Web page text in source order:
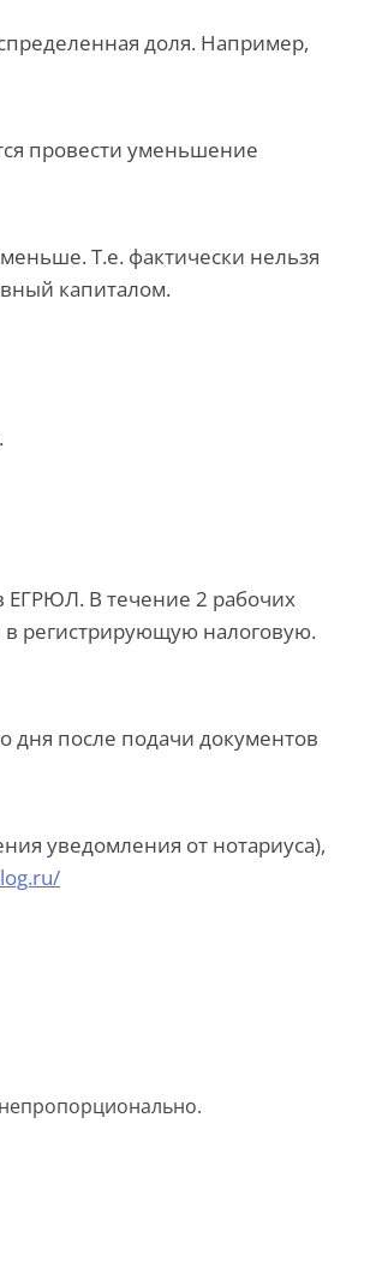
доля. Например,
провести уменьшение
Т.е. фактически нельзя
капиталом.
ЕГРЮЛ. В течение 2 рабочих
в регистрирующую налоговую.
дня после подачи документов
уведомления от нотариуса),